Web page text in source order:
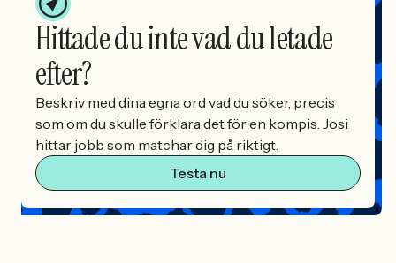
Hittade du inte vad du letade
efter?
Beskriv med dina egna ord vad du söker, precis
som om du skulle förklara det för en kompis. Josi
hittar jobb som matchar dig på riktigt.
Testa nu